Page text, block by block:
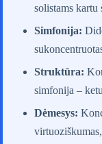
solistams kartu
Simfonija:
Struktūra:
simfonija –
Dėmesys: